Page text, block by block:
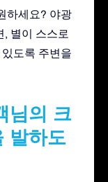
하세요? 야광
, 별이 스스로
도록 주변을
님의 크
발하도